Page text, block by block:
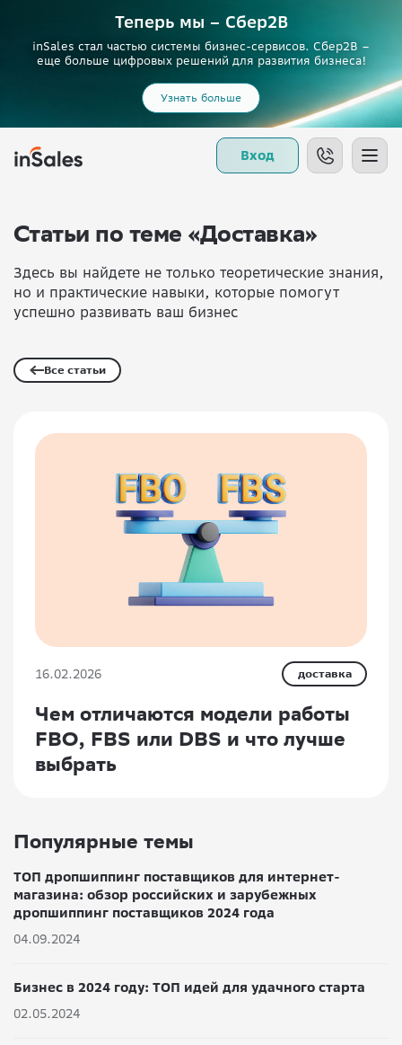
Теперь мы – Сбер2B
inSales стал частью системы бизнес-сервисов. Сбер2В –
еще больше цифровых решений для развития бизнеса!
Узнать больше
Вход
Статьи по теме «Доставка»
Здесь вы найдете не только теоретические знания,
но и практические навыки, которые помогут
успешно развивать ваш бизнес
Все статьи
16.02.2026 доставка
Чем отличаются модели работы
FBO, FBS или DBS и что лучше
выбрать
Популярные темы
ТОП дропшиппинг поставщиков для интернет-
магазина: обзор российских и зарубежных
дропшиппинг поставщиков 2024 года
04.09.2024
Бизнес в 2024 году: ТОП идей для удачного старта
02.05.2024